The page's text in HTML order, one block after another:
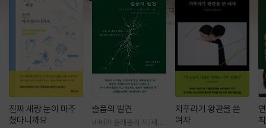
진짜 새랑 눈이 마주
쳤다니까요
슬픔의 발견
바버라 블래츨리 저/제효
지푸라기 왕관을 쓴
여자
칙